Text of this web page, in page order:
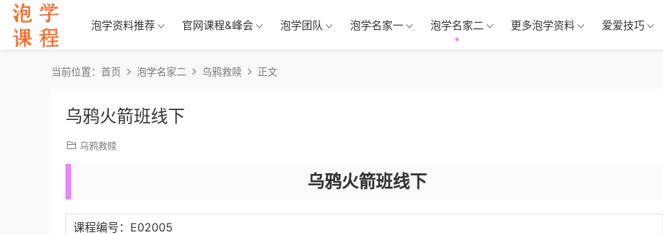
泡学资料推荐 官网课程&峰会 泡学团队 泡学名家一 泡学名家二 更多泡学资料 爱爱技巧
当前位置： 首页 泡学名家二 乌鸦救赎 正文
乌鸦火箭班线下
乌鸦救赎
乌鸦火箭班线下
课程编号：E02005